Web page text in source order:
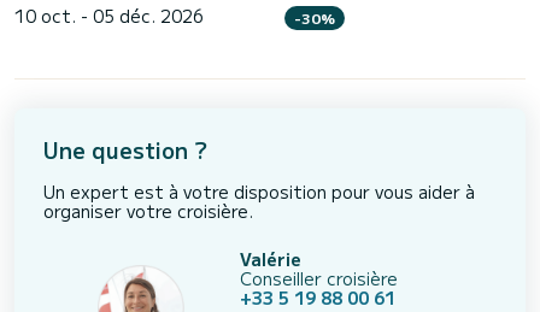
10 oct. - 05 déc. 2026 -30%
Une question ?
Un expert est à votre disposition pour vous aider à
organiser votre croisière.
Valérie
Conseiller croisière
+33 5 19 88 00 61